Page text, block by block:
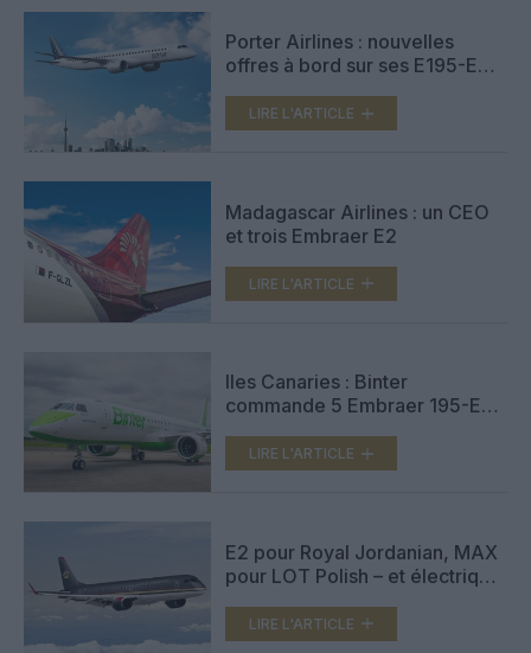
Porter Airlines : nouvelles
offres à bord sur ses E195-E2,
LIRE L'ARTICLE
Madagascar Airlines : un CEO
et trois Embraer E2
LIRE L'ARTICLE
Iles Canaries : Binter
commande 5 Embraer 195-E2
LIRE L'ARTICLE
E2 pour Royal Jordanian, MAX
pour LOT Polish – et électrique
LIRE L'ARTICLE